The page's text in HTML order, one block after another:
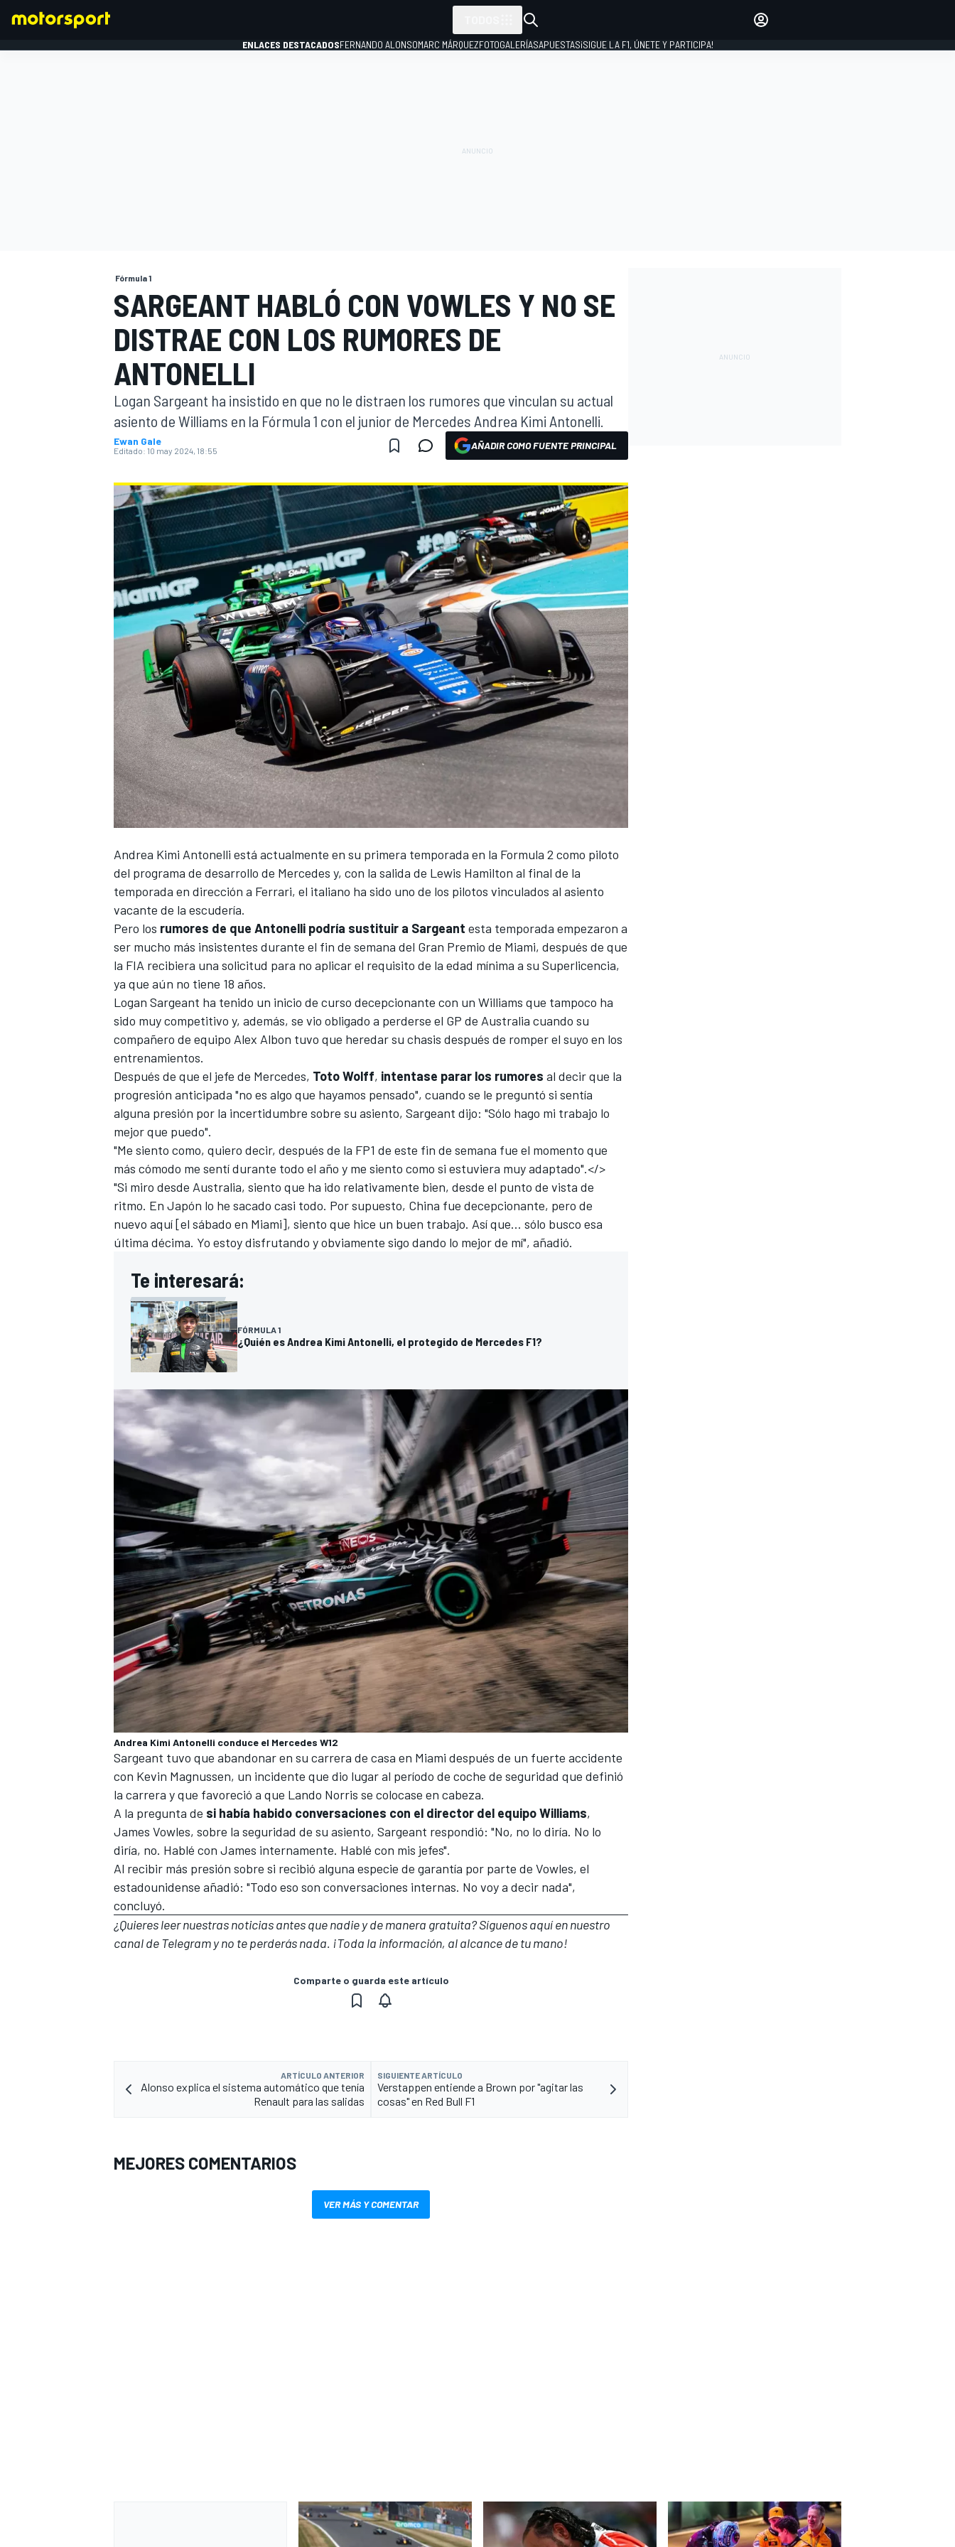
WEC FÓRMULA E
MÁS CATEGORÍAS
ENLACES DESTACADOSFERNANDO ALONSOMARC MÁRQUEZFOTOGALERÍASAPUESTAS¡SIGUE LA F1, ÚNETE Y PARTICIPA!
Fórmula 1
SARGEANT HABLÓ CON VOWLES Y NO SE
DISTRAE CON LOS RUMORES DE
ANTONELLI
Logan Sargeant ha insistido en que no le distraen los rumores que vinculan su actual
asiento de Williams en la Fórmula 1 con el junior de Mercedes Andrea Kimi Antonelli.
Ewan Gale
Editado: 10 may 2024, 18:55 AÑADIR COMO FUENTE PRINCIPAL
Andrea Kimi Antonelli está actualmente en su primera temporada en la Formula 2 como piloto
del programa de desarrollo de Mercedes y, con la salida de Lewis Hamilton al final de la
temporada en dirección a Ferrari, el italiano ha sido uno de los pilotos vinculados al asiento
vacante de la escudería.
Pero los rumores de que Antonelli podría sustituir a Sargeant esta temporada empezaron a
ser mucho más insistentes durante el fin de semana del Gran Premio de Miami, después de que
la FIA recibiera una solicitud para no aplicar el requisito de la edad mínima a su Superlicencia,
ya que aún no tiene 18 años.
Logan Sargeant ha tenido un inicio de curso decepcionante con un Williams que tampoco ha
sido muy competitivo y, además, se vio obligado a perderse el GP de Australia cuando su
compañero de equipo Alex Albon tuvo que heredar su chasis después de romper el suyo en los
entrenamientos.
Después de que el jefe de Mercedes, Toto Wolff, intentase parar los rumores al decir que la
progresión anticipada "no es algo que hayamos pensado", cuando se le preguntó si sentía
alguna presión por la incertidumbre sobre su asiento, Sargeant dijo: "Sólo hago mi trabajo lo
mejor que puedo".
"Me siento como, quiero decir, después de la FP1 de este fin de semana fue el momento que
más cómodo me sentí durante todo el año y me siento como si estuviera muy adaptado".</>
"Si miro desde Australia, siento que ha ido relativamente bien, desde el punto de vista de
ritmo. En Japón lo he sacado casi todo. Por supuesto, China fue decepcionante, pero de
nuevo aquí [el sábado en Miami], siento que hice un buen trabajo. Así que... sólo busco esa
última décima. Yo estoy disfrutando y obviamente sigo dando lo mejor de mí", añadió.
Te interesará:
FÓRMULA 1
¿Quién es Andrea Kimi Antonelli, el protegido de Mercedes F1?
Andrea Kimi Antonelli conduce el Mercedes W12
Sargeant tuvo que abandonar en su carrera de casa en Miami después de un fuerte accidente
con Kevin Magnussen, un incidente que dio lugar al período de coche de seguridad que definió
la carrera y que favoreció a que Lando Norris se colocase en cabeza.
A la pregunta de si había habido conversaciones con el director del equipo Williams,
James Vowles, sobre la seguridad de su asiento, Sargeant respondió: "No, no lo diría. No lo
diría, no. Hablé con James internamente. Hablé con mis jefes".
Al recibir más presión sobre si recibió alguna especie de garantía por parte de Vowles, el
estadounidense añadió: "Todo eso son conversaciones internas. No voy a decir nada",
concluyó.
¿Quieres leer nuestras noticias antes que nadie y de manera gratuita? Síguenosaquí en nuestro
canal de Telegramy no te perderás nada. ¡Toda la información, al alcance de tu mano!
Comparte o guarda este artículo
ARTÍCULO ANTERIOR
Alonso explica el sistema automático que tenía
Renault para las salidas
SIGUIENTE ARTÍCULO
Verstappen entiende a Brown por "agitar las
cosas" en Red Bull F1
MEJORES COMENTARIOS
VER MÁS Y COMENTAR